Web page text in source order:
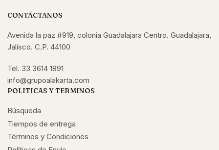
CONTÁCTANOS
Avenida la paz #919, colonia Guadalajara Centro. Guadalajara,
Jalisco. C.P. 44100
Tel. 33 3614 1891
info@grupoalakarta.com
POLITICAS Y TERMINOS
Búsqueda
Tiempos de entrega
Términos y Condiciones